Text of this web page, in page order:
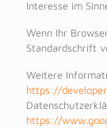
Interesse im
Wenn Ihr
Standardschrift
Weitere
https://
https://